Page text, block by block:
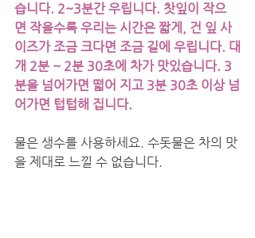
습니다. 2~3분간 우립니다. 찻잎이 작으
면 작을수록 우리는 시간은 짧게, 건 잎 사
이즈가 조금 크다면 조금 길에 우립니다. 대
개 2분 ~ 2분 30초에 차가 맛있습니다. 3
분을 넘어가면 떫어 지고 3분 30초 이상 넘
어가면 텁텁해 집니다.
물은 생수를 사용하세요. 수돗물은 차의 맛
을 제대로 느낄 수 없습니다.